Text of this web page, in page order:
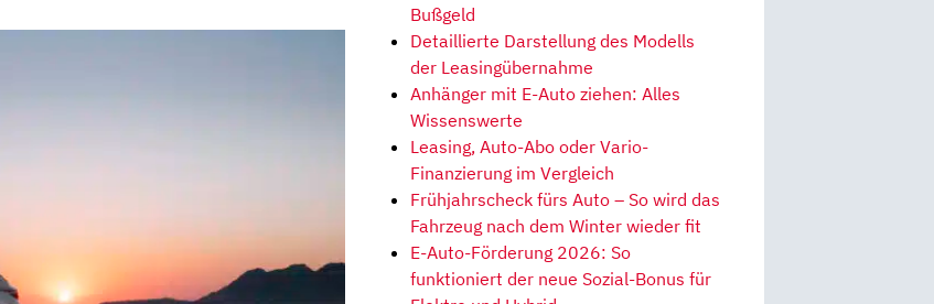
Bußgeld
Detaillierte Darstellung des Modells
der Leasingübernahme
Anhänger mit E-Auto ziehen: Alles
Wissenswerte
Leasing, Auto-Abo oder Vario-
Finanzierung im Vergleich
Frühjahrscheck fürs Auto – So wird das
Fahrzeug nach dem Winter wieder fit
E-Auto-Förderung 2026: So
funktioniert der neue Sozial-Bonus für